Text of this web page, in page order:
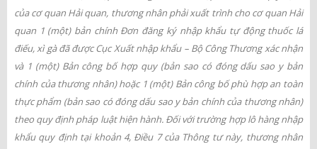
của cơ quan Hải quan, thương nhân phải xuất trình cho cơ quan Hải
quan 1 (một) bản chính Đơn đăng ký nhập khẩu tự động thuốc lá
điếu, xì gà đã được Cục Xuất nhập khẩu – Bộ Công Thương xác nhận
và 1 (một) Bản công bố hợp quy (bản sao có đóng dấu sao y bản
chính của thương nhân) hoặc 1 (một) Bản công bố phù hợp an toàn
thực phẩm (bản sao có đóng dấu sao y bản chính của thương nhân)
theo quy định pháp luật hiện hành. Đối với trường hợp lô hàng nhập
khẩu quy định tại khoản 4, Điều 7 của Thông tư này, thương nhân